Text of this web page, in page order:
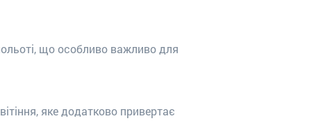
що особливо важливо для
яке додатково привертає